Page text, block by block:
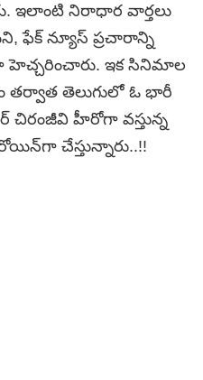
ఇలాంటి నిరాధార వార్తలు
ఫేక్ న్యూస్ ప్రచారాన్ని
హెచ్చరించారు. ఇక సినిమాల
తెలుగులో ఓ భారీ
చిరంజీవి హీరోగా వస్తున్న
చేస్తున్నారు..!!